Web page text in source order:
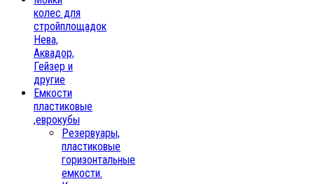
колес для
стройплощадок
Нева,
Аквадор,
Гейзер и
другие
Емкости
пластиковые
,еврокубы
Резервуары,
пластиковые
горизонтальные
емкости.